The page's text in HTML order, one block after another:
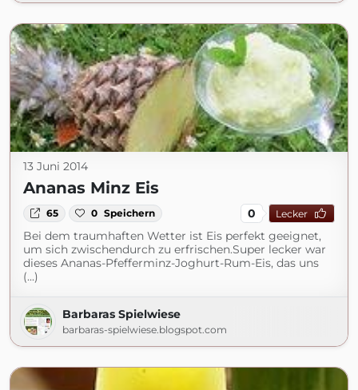
13 Juni 2014
Ananas Minz Eis
65 0 Speichern 0 Lecker
Bei dem traumhaften Wetter ist Eis perfekt geeignet,
um sich zwischendurch zu erfrischen.Super lecker war
dieses Ananas-Pfefferminz-Joghurt-Rum-Eis, das uns
(...)
Barbaras Spielwiese
barbaras-spielwiese.blogspot.com